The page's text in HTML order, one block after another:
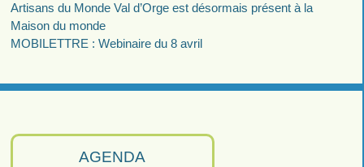
AGENDA
Artisans du Monde Val d’Orge est désormais présent à la
Maison du monde
MOBILETTRE : Webinaire du 8 avril